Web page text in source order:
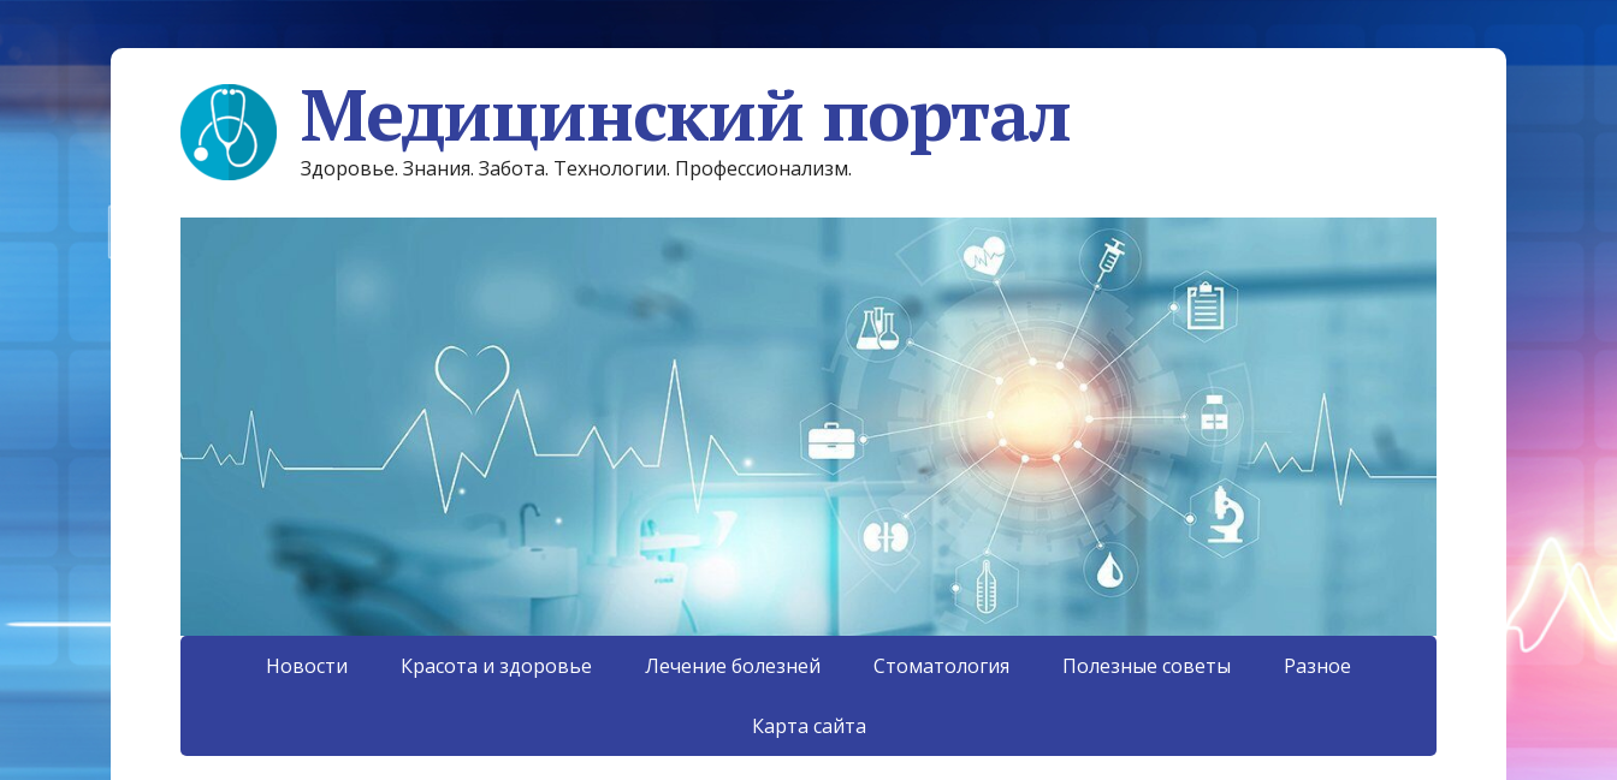
Медицинский портал
Здоровье. Знания. Забота. Технологии. Профессионализм.
Новости Красота и здоровье Лечение болезней Стоматология Полезные советы Разное
Карта сайта